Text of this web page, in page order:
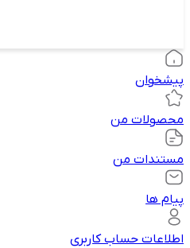
پیشخوان
محصولات من
مستندات من
پیام ها
اطلاعات حساب کاربری